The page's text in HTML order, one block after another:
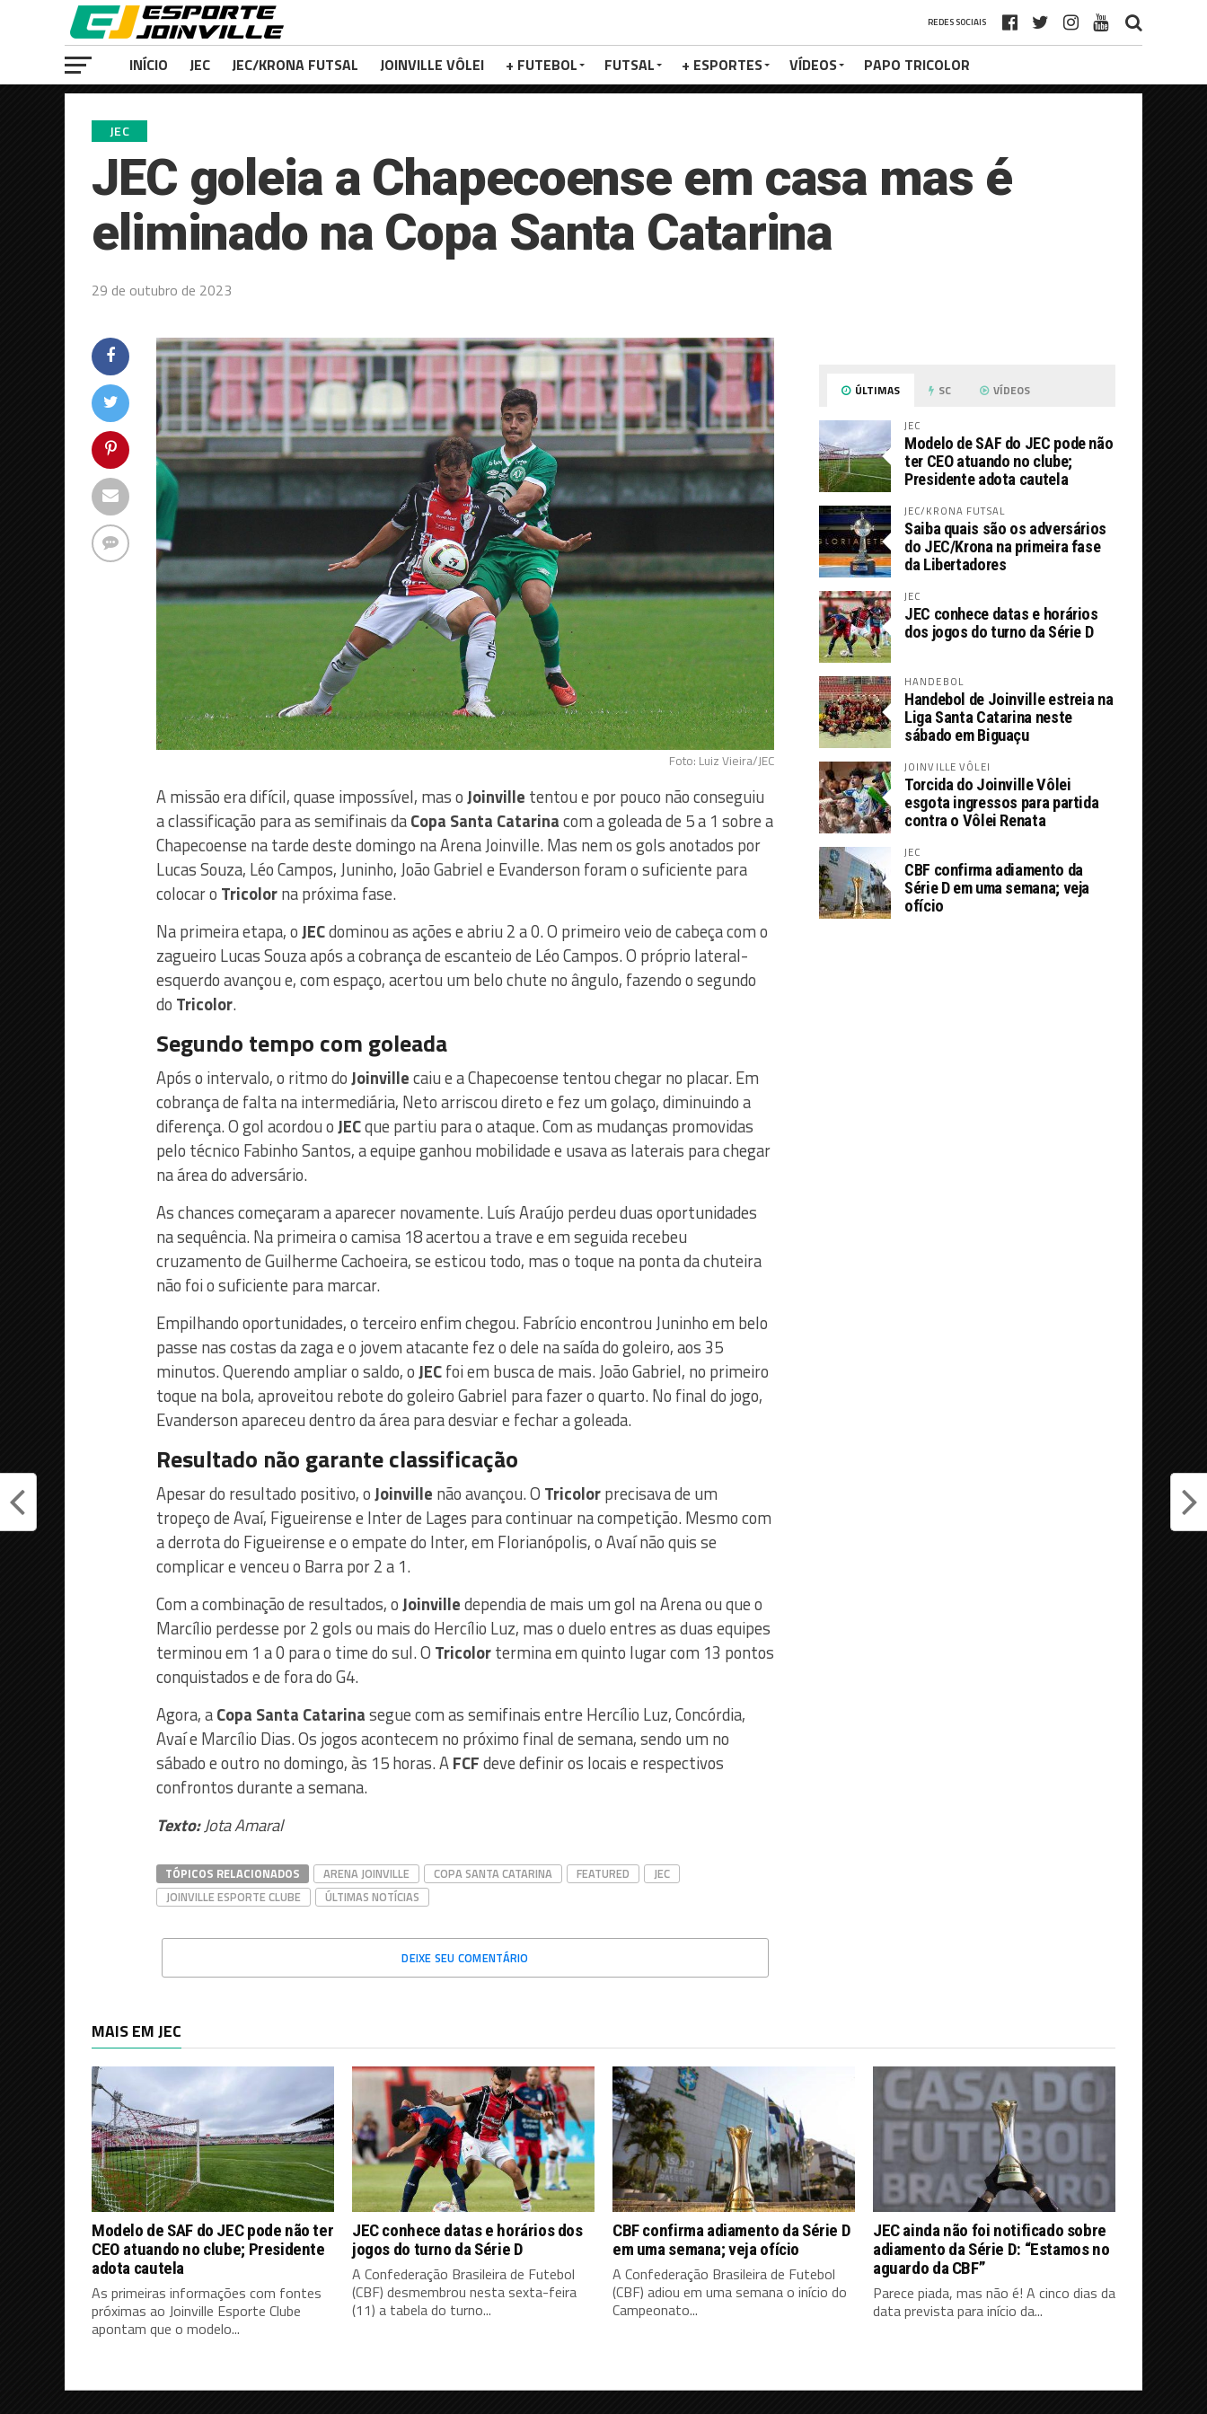
REDES SOCIAIS
INÍCIO JEC JEC/KRONA FUTSAL JOINVILLE VÔLEI + FUTEBOL FUTSAL + ESPORTES VÍDEOS PAPO TRICOLOR
JEC
JEC goleia a Chapecoense em casa mas é
eliminado na Copa Santa Catarina
29 de outubro de 2023
Foto: Luiz Vieira/JEC
A missão era difícil, quase impossível, mas oJoinville tentou e por pouco não conseguiu
a classificação para as semifinais daCopa Santa Catarinacom a goleada de 5 a 1 sobre a
Chapecoense na tarde deste domingo na Arena Joinville. Mas nem os gols anotados por
Lucas Souza, Léo Campos, Juninho, João Gabriel e Evanderson foram o suficiente para
colocar o Tricolorna próxima fase.
Na primeira etapa, oJECdominou as ações e abriu 2 a 0. O primeiro veio de cabeça com o
zagueiro Lucas Souza após a cobrança de escanteio de Léo Campos. O próprio lateral-
esquerdo avançou e, com espaço, acertou um belo chute no ângulo, fazendo o segundo
do Tricolor.
Segundo tempo com goleada
Após o intervalo, o ritmo doJoinvillecaiu e a Chapecoense tentou chegar no placar. Em
cobrança de falta na intermediária, Neto arriscou direto e fez um golaço, diminuindo a
diferença. O gol acordou oJECque partiu para o ataque. Com as mudanças promovidas
pelo técnico Fabinho Santos, a equipe ganhou mobilidade e usava as laterais para chegar
na área do adversário.
As chances começaram a aparecer novamente. Luís Araújo perdeu duas oportunidades
na sequência. Na primeira o camisa 18 acertou a trave e em seguida recebeu
cruzamento de Guilherme Cachoeira, se esticou todo, mas o toque na ponta da chuteira
não foi o suficiente para marcar.
Empilhando oportunidades, o terceiro enfim chegou. Fabrício encontrou Juninho em belo
passe nas costas da zaga e o jovem atacante fez o dele na saída do goleiro, aos 35
minutos. Querendo ampliar o saldo, oJECfoi em busca de mais. João Gabriel, no primeiro
toque na bola, aproveitou rebote do goleiro Gabriel para fazer o quarto. No final do jogo,
Evanderson apareceu dentro da área para desviar e fechar a goleada.
Resultado não garante classificação
Apesar do resultado positivo, oJoinville não avançou. O Tricolorprecisava de um
tropeço de Avaí, Figueirense e Inter de Lages para continuar na competição. Mesmo com
a derrota do Figueirense e o empate do Inter, em Florianópolis, o Avaí não quis se
complicar e venceu o Barra por 2 a 1.
Com a combinação de resultados, oJoinvilledependia de mais um gol na Arena ou que o
Marcílio perdesse por 2 gols ou mais do Hercílio Luz, mas o duelo entres as duas equipes
terminou em 1 a 0 para o time do sul. O Tricolortermina em quinto lugar com 13 pontos
conquistados e de fora do G4.
Agora, aCopa Santa Catarinasegue com as semifinais entre Hercílio Luz, Concórdia,
Avaí e Marcílio Dias. Os jogos acontecem no próximo final de semana, sendo um no
sábado e outro no domingo, às 15 horas. AFCFdeve definir os locais e respectivos
confrontos durante a semana.
Texto:Jota Amaral
TÓPICOS RELACIONADOS ARENA JOINVILLE COPA SANTA CATARINA FEATURED
JEC
JOINVILLE ESPORTE CLUBE
ÚLTIMAS NOTÍCIAS
DEIXE SEU COMENTÁRIO
ÚLTIMAS SC VÍDEOS
JEC
Modelo de SAF do JEC pode não
ter CEO atuando no clube;
Presidente adota cautela
JEC/KRONA FUTSAL
Saiba quais são os adversários
do JEC/Krona na primeira fase
da Libertadores
JEC
JEC conhece datas e horários
dos jogos do turno da Série D
HANDEBOL
Handebol de Joinville estreia na
Liga Santa Catarina neste
sábado em Biguaçu
JOINVILLE VÔLEI
Torcida do Joinville Vôlei
esgota ingressos para partida
contra o Vôlei Renata
JEC
CBF confirma adiamento da
Série D em uma semana; veja
ofício
MAIS EM JEC
Modelo de SAF do JEC pode não ter
CEO atuando no clube; Presidente
adota cautela
As primeiras informações com fontes
próximas ao Joinville Esporte Clube
apontam que o modelo...
JEC conhece datas e horários dos
jogos do turno da Série D
A Confederação Brasileira de Futebol
(CBF) desmembrou nesta sexta-feira
(11) a tabela do turno...
CBF confirma adiamento da Série D
em uma semana; veja ofício
A Confederação Brasileira de Futebol
(CBF) adiou em uma semana o início do
Campeonato...
JEC ainda não foi notificado sobre
adiamento da Série D: “Estamos no
aguardo da CBF”
Parece piada, mas não é! A cinco dias da
data prevista para início da...